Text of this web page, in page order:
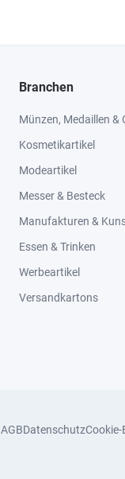
Branchen
Münzen, Medaillen &
Kosmetikartikel
Modeartikel
Messer & Besteck
Manufakturen &
Essen & Trinken
Werbeartikel
Versandkartons
AGBDatenschutzCookie-